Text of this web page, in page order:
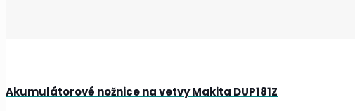
Akumulátorové nožnice na vetvy Makita DUP181Z